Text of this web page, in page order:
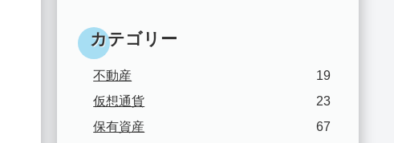
カテゴリー
不動産
19
仮想通貨
23
保有資産
67